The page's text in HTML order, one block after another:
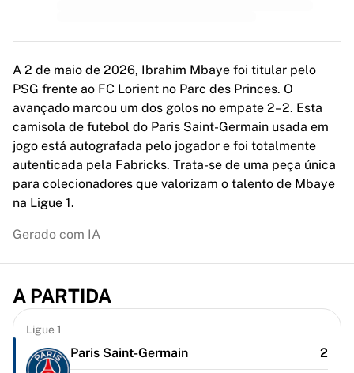
Futebol feminino dos EUA
NWSL
OL Lyonnes
Paris Saint-Germain Feminines
Arsenal WFC
Explorar por país
Basquetebol
Destaques
Charlotte Hornets
Chicago Bulls
Portland Trail Blazers
Virtus Bologna
Ver tudo sobre basquetebol
Principais equipas da NBA
Charlotte Hornets
Chicago Bulls
A 2 de maio de 2026, Ibrahim Mbaye foi titular pelo
PSG frente ao FC Lorient no Parc des Princes. O
avançado marcou um dos golos no empate 2–2. Esta
camisola de futebol do Paris Saint-Germain usada em
jogo está autografada pelo jogador e foi totalmente
autenticada pela Fabricks. Trata-se de uma peça única
para colecionadores que valorizam o talento de Mbaye
na Ligue 1.
Gerado com IA
A PARTIDA
Ligue 1
Paris Saint-Germain 2